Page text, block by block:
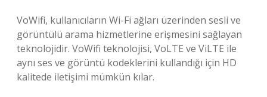
VoWifi, kullanıcıların Wi-Fi ağları üzerinden sesli ve
görüntülü arama hizmetlerine erişmesini sağlayan
teknolojidir. VoWifi teknolojisi, VoLTE ve ViLTE ile
aynı ses ve görüntü kodeklerini kullandığı için HD
kalitede iletişimi mümkün kılar.